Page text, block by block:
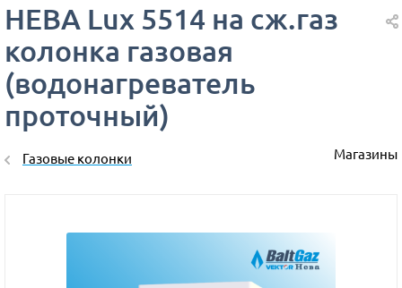
НЕВА Lux 5514 на сж.газ
колонка газовая
(водонагреватель
проточный)
Газовые колонки Магазины